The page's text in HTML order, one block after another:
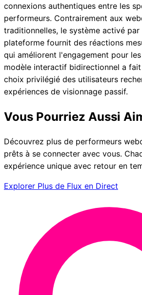
connexions authentiques entre les
performeurs. Contrairement aux
traditionnelles, le système activé
plateforme fournit des réactions
qui améliorent l'engagement pour
modèle interactif bidirectionnel a
choix privilégié des utilisateurs
expériences de visionnage passif.
Vous Pourriez Aussi
Découvrez plus de performeurs
prêts à se connecter avec vous.
expérience unique avec retour en
Explorer Plus de Flux en Direct